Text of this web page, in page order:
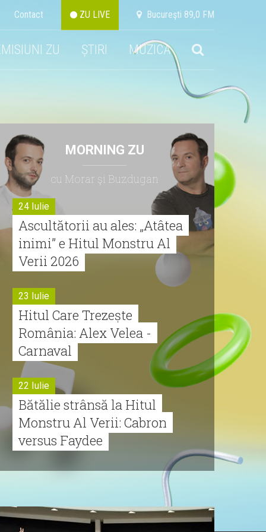
Contact ZU LIVE Bucureşti 89,0 FM
ZU ȘTIRI MUZICA
MORNING ZU
cu Morar şi Buzdugan
24 Iulie
Ascultătorii au ales: „Atâtea
inimi” e Hitul Monstru Al
Verii 2026
23 Iulie
Hitul Care Trezește
România: Alex Velea -
Carnaval
22 Iulie
Bătălie strânsă la Hitul
Monstru Al Verii: Cabron
versus Faydee
Cabron vine cu Hitul